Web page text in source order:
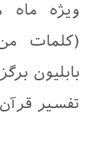
ویژه
(كلمات
بابلیون
تفسیر